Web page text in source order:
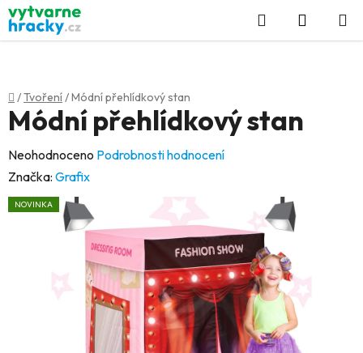
Přejít
na
obsah
Hledat
KOŠÍK
Domů
/Tvoření/Módní přehlídkový stan
Módní přehlídkový stan
Průměrné
hodnocení
produktu
Neohodnoceno Podrobnosti hodnocení
Značka: Grafix
NOVINKA